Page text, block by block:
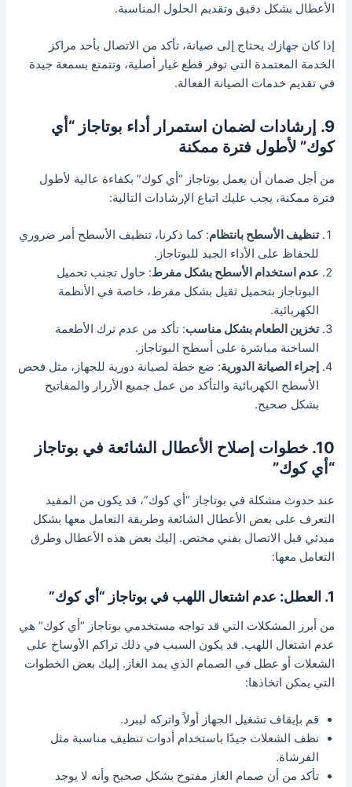
الأعطال بشكل دقيق وتقديم الحلول المناسبة.
إذا كان جهازك يحتاج إلى صيانة، تأكد من الاتصال بأحد مراكز
الخدمة المعتمدة التي توفر قطع غيار أصلية، وتتمتع بسمعة جيدة
في تقديم خدمات الصيانة الفعالة.
9. إرشادات لضمان استمرار أداء بوتاجاز “أي
كوك” لأطول فترة ممكنة
من أجل ضمان أن يعمل بوتاجاز “أي كوك” بكفاءة عالية لأطول
فترة ممكنة، يجب عليك اتباع الإرشادات التالية:
تنظيف الأسطح بانتظام: كما ذكرنا، تنظيف الأسطح أمر ضروري
للحفاظ على الأداء الجيد للبوتاجاز.
عدم استخدام الأسطح بشكل مفرط: حاول تجنب تحميل
البوتاجاز بتحميل ثقيل بشكل مفرط، خاصة في الأنظمة
الكهربائية.
تخزين الطعام بشكل مناسب: تأكد من عدم ترك الأطعمة
الساخنة مباشرة على أسطح البوتاجاز.
إجراء الصيانة الدورية: ضع خطة لصيانة دورية للجهاز، مثل فحص
الأسطح الكهربائية والتأكد من عمل جميع الأزرار والمفاتيح
بشكل صحيح.
10. خطوات إصلاح الأعطال الشائعة في بوتاجاز
“أي كوك”
عند حدوث مشكلة في بوتاجاز “أي كوك”، قد يكون من المفيد
التعرف على بعض الأعطال الشائعة وطريقة التعامل معها بشكل
مبدئي قبل الاتصال بفني مختص. إليك بعض هذه الأعطال وطرق
التعامل معها:
1. العطل: عدم اشتعال اللهب في بوتاجاز “أي كوك”
من أبرز المشكلات التي قد تواجه مستخدمي بوتاجاز “أي كوك” هي
عدم اشتعال اللهب. قد يكون السبب في ذلك تراكم الأوساخ على
الشعلات أو عطل في الصمام الذي يمد الغاز. إليك بعض الخطوات
التي يمكن اتخاذها:
قم بإيقاف تشغيل الجهاز أولاً واتركه ليبرد.
نظف الشعلات جيدًا باستخدام أدوات تنظيف مناسبة مثل
الفرشاة.
تأكد من أن صمام الغاز مفتوح بشكل صحيح وأنه لا يوجد